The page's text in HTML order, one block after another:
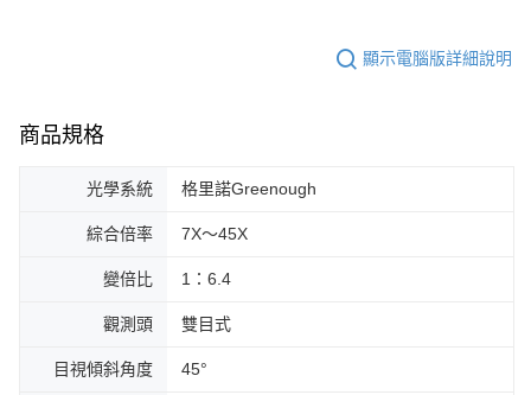
顯示電腦版詳細說明
商品規格
光學系統 格里諾Greenough
綜合倍率 7X～45X
變倍比 1：6.4
觀測頭 雙目式
目視傾斜角度 45°